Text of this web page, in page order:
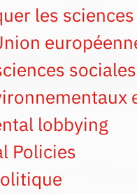
les
sociales
lobbying
Policies